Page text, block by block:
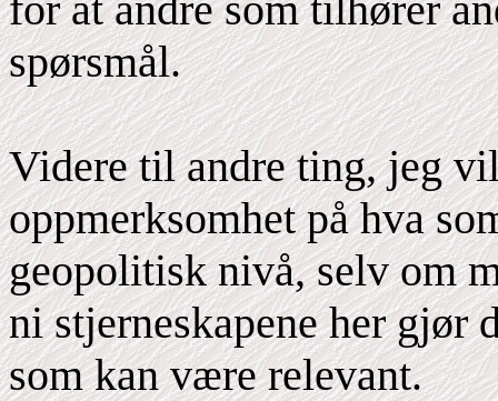
spørsmål.
Videre til andre ting, jeg
oppmerksomhet på hva
geopolitisk nivå, selv om
ni stjerneskapene her gjør
som kan være relevant.